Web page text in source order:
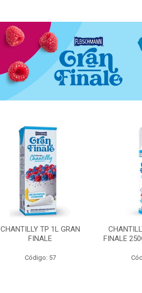
CHANTILLY TP 1L GRAN
FINALE
Código: 57
FINALE